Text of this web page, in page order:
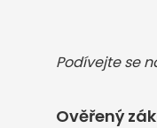
Podívejte se
Ověřený